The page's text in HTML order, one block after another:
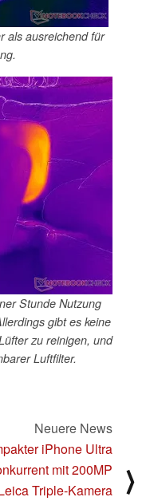
als ausreichend für
Stunde Nutzung
gibt es keine
zu reinigen, und
Luftfilter.
Neuere News
iPhone Ultra
mit 200MP
Triple-Kamera
⟩